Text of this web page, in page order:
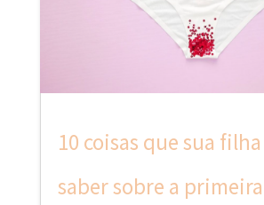
10 coisas que sua
saber sobre a primeira